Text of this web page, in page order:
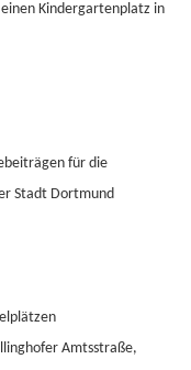
Kindergartenplatz in
für die
Stadt Dortmund
Amtsstraße,